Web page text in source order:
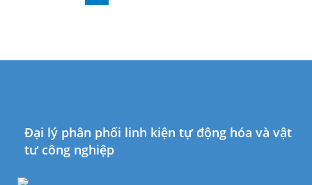
Đại lý phân phối linh kiện tự động hóa và vật
tư công nghiệp